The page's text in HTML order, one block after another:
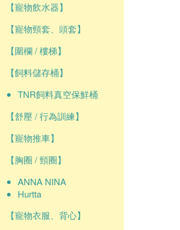
【寵物飲水器】
【寵物頸套、頭套】
【圍欄 / 樓梯】
【飼料儲存桶】
TNR飼料真空保鮮桶
【舒壓 / 行為訓練】
【寵物推車】
【胸圈 / 頸圈】
ANNA NINA
Hurtta
【寵物衣服、背心】